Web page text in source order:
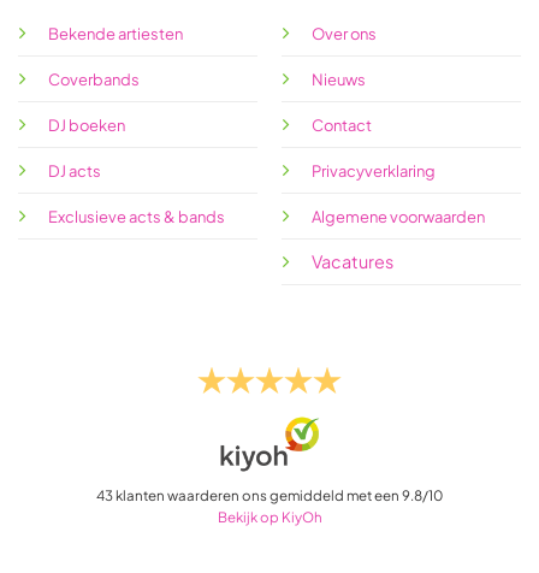
Bekende artiesten
Coverbands
DJ boeken
DJ acts
Exclusieve acts & bands
Over ons
Nieuws
Contact
Privacyverklaring
Algemene voorwaarden
Vacatures
43 klanten waarderen ons gemiddeld met een 9.8/10
Bekijk op KiyOh